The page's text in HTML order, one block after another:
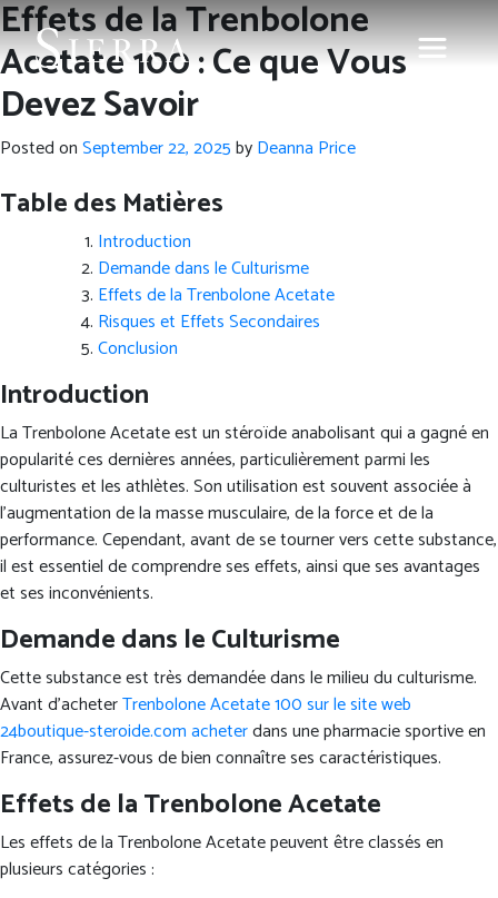
Effets de la Trenbolone
Acetate 100 : Ce que Vous
Devez Savoir
Posted onSeptember 22, 2025byDeanna Price
Table des Matières
Introduction
Demande dans le Culturisme
Effets de la Trenbolone Acetate
Risques et Effets Secondaires
Conclusion
Introduction
La Trenbolone Acetate est un stéroïde anabolisant qui a gagné en
popularité ces dernières années, particulièrement parmi les
culturistes et les athlètes. Son utilisation est souvent associée à
l’augmentation de la masse musculaire, de la force et de la
performance. Cependant, avant de se tourner vers cette substance,
il est essentiel de comprendre ses effets, ainsi que ses avantages
et ses inconvénients.
Demande dans le Culturisme
Cette substance est très demandée dans le milieu du culturisme.
Avant d’acheterTrenbolone Acetate 100 sur le site web
24boutique-steroide.com acheterdans une pharmacie sportive en
France, assurez-vous de bien connaître ses caractéristiques.
Effets de la Trenbolone Acetate
Les effets de la Trenbolone Acetate peuvent être classés en
plusieurs catégories :